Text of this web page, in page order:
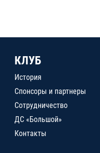
КЛУБ
История
Спонсоры и партнеры
Сотрудничество
ДС «Большой»
Контакты